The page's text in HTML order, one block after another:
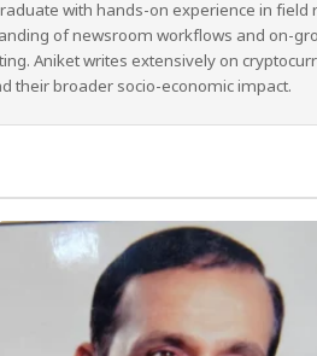
with hands-on experience in
of newsroom workflows and on-
Aniket writes extensively on
their broader socio-economic impact.